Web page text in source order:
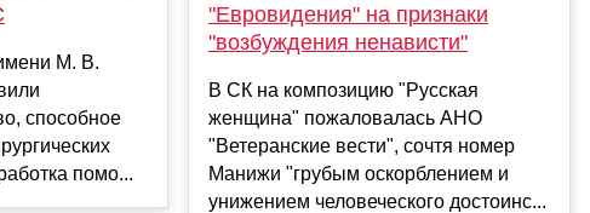
М. В.
способное
помо...
"Евровидения" на признаки
"возбуждения ненависти"
В СК на композицию "Русская
женщина" пожаловалась АНО
"Ветеранские вести", сочтя номер
Манижи "грубым оскорблением и
унижением человеческого достоинс...